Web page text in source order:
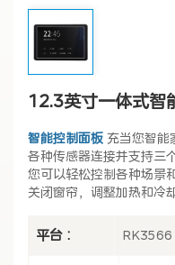
12.3英寸一体式智
智能控制面板 充当您智能
各种传感器连接并支持三
您可以轻松控制各种场景
关闭窗帘，调整加热和冷
平台 : RK3566